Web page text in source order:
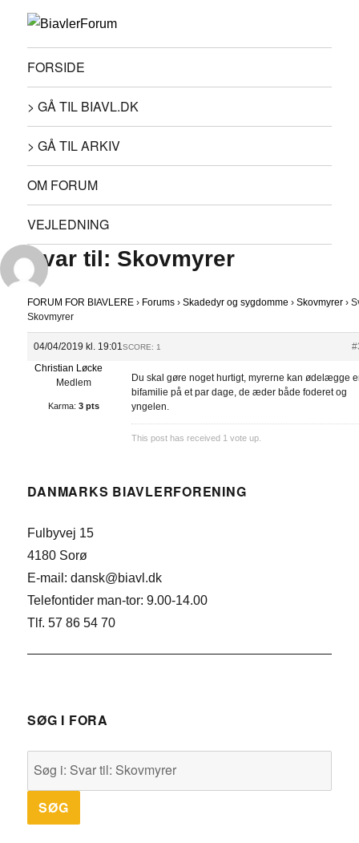
FORSIDE
> GÅ TIL BIAVL.DK
> GÅ TIL ARKIV
OM FORUM
VEJLEDNING
Svar til: Skovmyrer
FORUM FOR BIAVLERE › Forums › Skadedyr og sygdomme › Skovmyrer ›
Skovmyrer
04/04/2019 kl. 19:01SCORE: 1
Christian Løcke
Medlem
Karma: 3 pts
Du skal gøre noget hurtigt, myrerne kan ødelægge
bifamilie på et par dage, de æder både foderet og
yngelen.
This post has received 1 vote up.
DANMARKS BIAVLERFORENING
Fulbyvej 15
4180 Sorø
E-mail: dansk@biavl.dk
Telefontider man-tor: 9.00-14.00
Tlf. 57 86 54 70
SØG I FORA